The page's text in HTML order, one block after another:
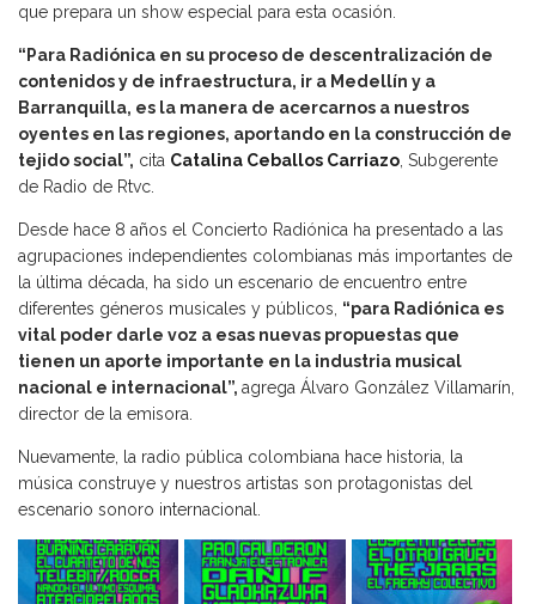
que prepara un show especial para esta ocasión.
“Para Radiónica en su proceso de descentralización de
contenidos y de infraestructura, ir a Medellín y a
Barranquilla, es la manera de acercarnos a nuestros
oyentes en las regiones, aportando en la construcción de
tejido social”, cita Catalina Ceballos Carriazo , Subgerente
de Radio de Rtvc.
Desde hace 8 años el Concierto Radiónica ha presentado a las
agrupaciones independientes colombianas más importantes de
la última década, ha sido un escenario de encuentro entre
diferentes géneros musicales y públicos, “para Radiónica es
vital poder darle voz a esas nuevas propuestas que
tienen un aporte importante en la industria musical
nacional e internacional”, agrega Álvaro González Villamarín,
director de la emisora.
Nuevamente, la radio pública colombiana hace historia, la
música construye y nuestros artistas son protagonistas del
escenario sonoro internacional.